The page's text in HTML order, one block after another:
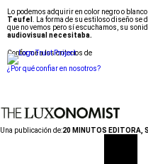
Lo podemos adquirir en color negro o blanco
Teufel
. La forma de su estiloso diseño se
que no vemos pero sí escuchamos, su
audiovisual necesitaba.
Conforme a los criterios de
¿Por qué confiar en nosotros?
Una publicación de:20 MINUTOS EDITORA,